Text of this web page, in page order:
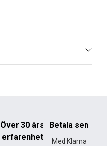
Över 30 års
erfarenhet
Betala sen
Med Klarna